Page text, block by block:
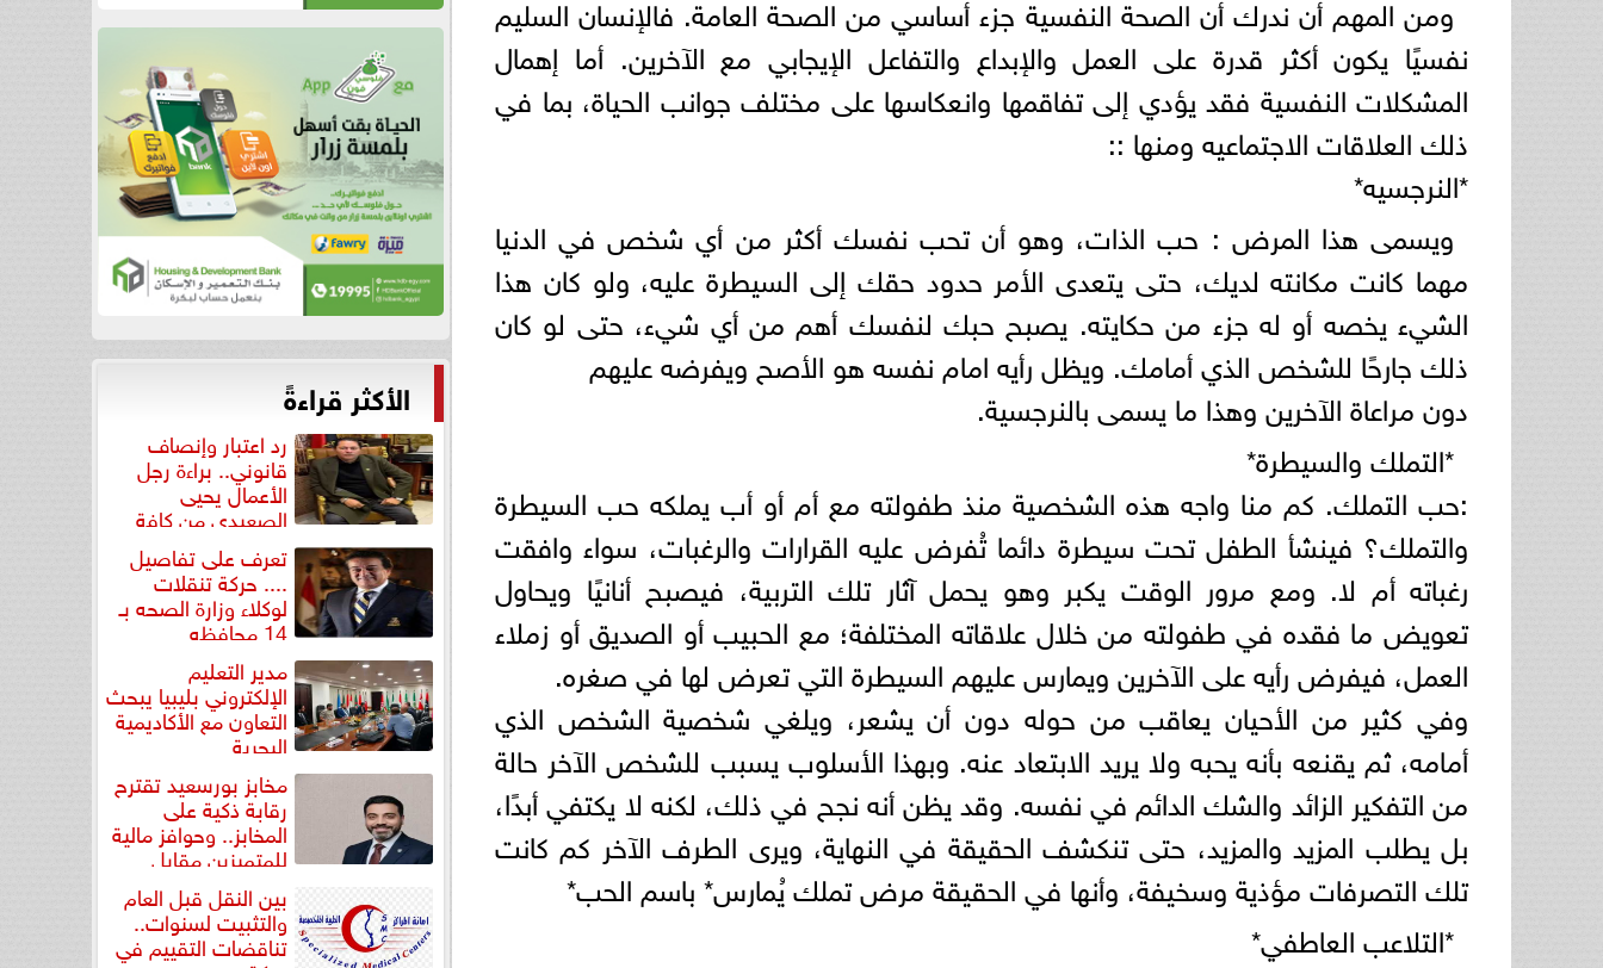
ومن المهم أن ندرك أن الصحة النفسية جزء أساسي من الصحة العامة. فالإنسان السليم
نفسيًا يكون أكثر قدرة على العمل والإبداع والتفاعل الإيجابي مع الآخرين. أما إهمال
المشكلات النفسية فقد يؤدي إلى تفاقمها وانعكاسها على مختلف جوانب الحياة، بما في
ذلك العلاقات الاجتماعيه ومنها ::
*النرجسيه*
ويسمى هذا المرض : حب الذات، وهو أن تحب نفسك أكثر من أي شخص في الدنيا
مهما كانت مكانته لديك، حتى يتعدى الأمر حدود حقك إلى السيطرة عليه، ولو كان هذا
الشيء يخصه أو له جزء من حكايته. يصبح حبك لنفسك أهم من أي شيء، حتى لو كان
ذلك جارحًا للشخص الذي أمامك. ويظل رأيه امام نفسه هو الأصح ويفرضه عليهم
دون مراعاة الآخرين وهذا ما يسمى بالنرجسية.
*التملك والسيطرة*
:حب التملك. كم منا واجه هذه الشخصية منذ طفولته مع أم أو أب يملكه حب السيطرة
والتملك؟ فينشأ الطفل تحت سيطرة دائما تُفرض عليه القرارات والرغبات، سواء وافقت
رغباته أم لا. ومع مرور الوقت يكبر وهو يحمل آثار تلك التربية، فيصبح أنانيًا ويحاول
تعويض ما فقده في طفولته من خلال علاقاته المختلفة؛ مع الحبيب أو الصديق أو زملاء
العمل، فيفرض رأيه على الآخرين ويمارس عليهم السيطرة التي تعرض لها في صغره.
وفي كثير من الأحيان يعاقب من حوله دون أن يشعر، ويلغي شخصية الشخص الذي
أمامه، ثم يقنعه بأنه يحبه ولا يريد الابتعاد عنه. وبهذا الأسلوب يسبب للشخص الآخر حالة
من التفكير الزائد والشك الدائم في نفسه. وقد يظن أنه نجح في ذلك، لكنه لا يكتفي أبدًا،
بل يطلب المزيد والمزيد، حتى تنكشف الحقيقة في النهاية، ويرى الطرف الآخر كم كانت
تلك التصرفات مؤذية وسخيفة، وأنها في الحقيقة مرض تملك يُمارس* باسم الحب*
*التلاعب العاطفي*
الأكثر قراءةً
رد اعتبار وإنصاف
قانوني.. براءة رجل
الأعمال يحيى
الصعيدي من كافة
التهم... تعرف على تفاصيل
.... حركة تنقلات
لوكلاء وزارة الصحه بـ
14 محافظه
مدير التعليم
الإلكتروني بليبيا يبحث
التعاون مع الأكاديمية
البحرية
مخابز بورسعيد تقترح
رقابة ذكية على
المخابز.. وحوافز مالية
للمتميزين مقابل
بين النقل قبل العام
والتثبيت لسنوات..
تناقضات التقييم في